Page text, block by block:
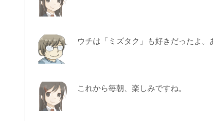
ウチは「ミズタク」も好きだったよ。
これから毎朝、楽しみですね。